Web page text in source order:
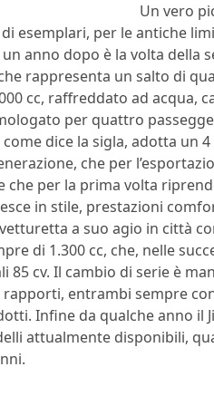
Un vero
esemplari, per le antiche
anno dopo è la volta della
rappresenta un salto di
cc, raffreddato ad acqua,
per quattro
come dice la sigla, adotta un
che per
che per la prima volta
in stile, prestazioni
a suo agio in città
di 1.300 cc, che, nelle
85 cv. Il cambio di serie è
entrambi sempre
Infine da qualche anno il
attualmente disponibili,